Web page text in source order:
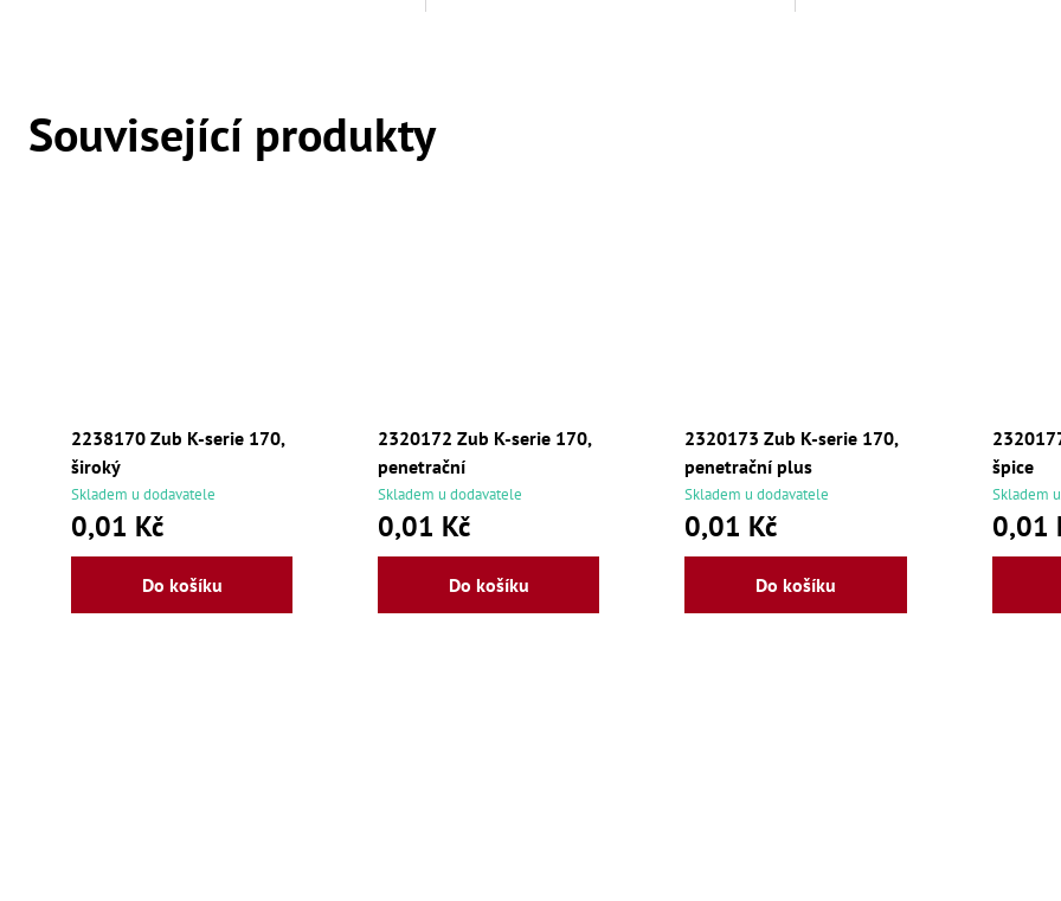
Související produkty
2238170 Zub K-serie 170,
široký
Skladem u dodavatele
0,01 Kč
Do košíku
2320172 Zub K-serie 170,
penetrační
Skladem u dodavatele
0,01 Kč
Do košíku
2320173 Zub K-serie 170,
penetrační plus
Skladem u dodavatele
0,01 Kč
Do košíku
špice
Skladem
0,01